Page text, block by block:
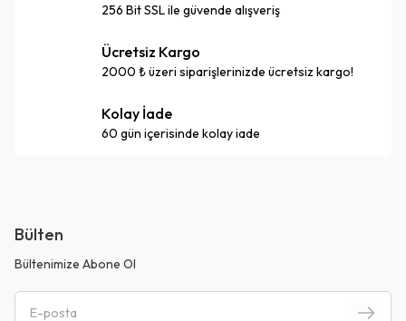
256 Bit SSL ile güvende alışveriş
Ücretsiz Kargo
2000 ₺ üzeri siparişlerinizde ücretsiz kargo!
Kolay İade
60 gün içerisinde kolay iade
Bülten
Bültenimize Abone Ol